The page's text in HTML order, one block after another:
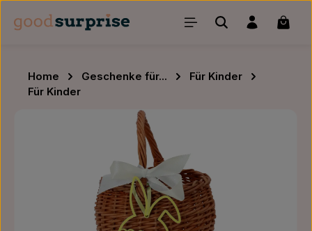
Zum Hauptinhalt springen
Home Geschenke für...
Für Kinder
Für Kinder